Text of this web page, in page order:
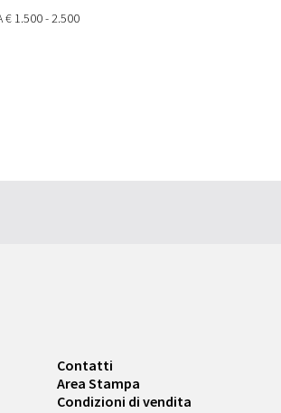
€ 1.500 - 2.500
Contatti
Area Stampa
Condizioni di vendita